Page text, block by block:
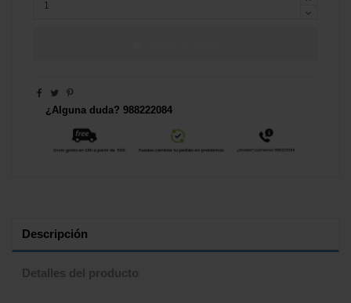
¿Alguna duda? 988222084
Descripción
Detalles del producto